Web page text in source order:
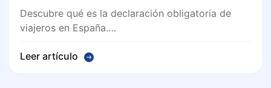
Descubre qué es la declaración obligatoria de
viajeros en España.…
Leer artículo